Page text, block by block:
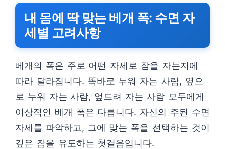
내 몸에 딱 맞는 베개 폭: 수면 자
세별 고려사항
베개의 폭은 주로 어떤 자세로 잠을 자는지에
따라 달라집니다. 똑바로 누워 자는 사람, 옆으
로 누워 자는 사람, 엎드려 자는 사람 모두에게
이상적인 베개 폭은 다릅니다. 자신의 주된 수면
자세를 파악하고, 그에 맞는 폭을 선택하는 것이
깊은 잠을 유도하는 첫걸음입니다.